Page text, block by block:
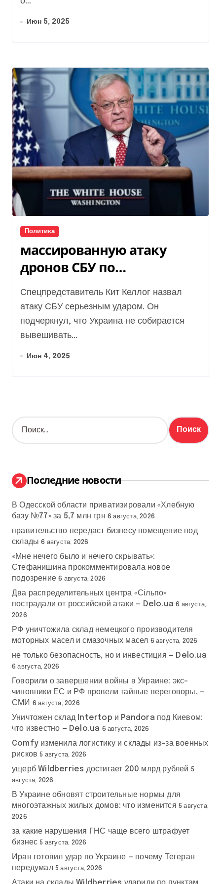
Июн 5, 2025
Политика
массированную атаку
дронов СБУ по
аэродромам в РФ
прокомментировал Кит
Келлог
Спецпредставитель Кит Келлог назвал
атаку СБУ серьезным ударом. Он
подчеркнул, что Украина не собирается
вывешивать...
Июн 4, 2025
Н
а
:
Последние новости
В Одесской области приватизировали «Хлебную
базу №77» за 5,7 млн грн 6 августа, 2026
правительство передаст бизнесу помещение под
склады 6 августа, 2026
«Мне нечего было и нечего скрывать»:
Стефанишина прокомментировала новое
подозрение 6 августа, 2026
Два распределительных центра «Сільпо»
пострадали от российской атаки — Delo.ua 6 августа,
2026
РФ уничтожила склад немецкого производителя
моторных масел и смазочных масел 6 августа, 2026
не только безопасность, но и инвестиция — Delo.ua
6 августа, 2026
Говорили о завершении войны в Украине: экс-
чиновники ЕС и РФ провели тайные переговоры, —
СМИ
6 августа, 2026
Уничтожен склад Intertop и Pandora под Киевом:
что известно — Delo.ua 6 августа, 2026
Comfy изменила логистику и склады из-за военных
рисков 5 августа, 2026
ущерб Wildberries достигает 200 млрд рублей 5
августа, 2026
В Украине обновят строительные нормы для
многоэтажных жилых домов: что изменится 5 августа,
2026
за какие нарушения ГНС чаще всего штрафует
бизнес 5 августа, 2026
Иран готовил удар по Украине — почему Тегеран
передумал 5 августа, 2026